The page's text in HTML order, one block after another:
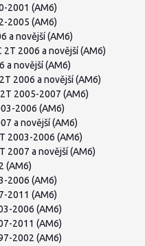
2001 (AM6)
2005 (AM6)
a novější (AM6)
2T 2006 a novější (AM6)
a novější (AM6)
2006 a novější (AM6)
2005-2007 (AM6)
2006 (AM6)
a novější (AM6)
2003-2006 (AM6)
2007 a novější (AM6)
(AM6)
2006 (AM6)
2011 (AM6)
2006 (AM6)
2011 (AM6)
2002 (AM6)